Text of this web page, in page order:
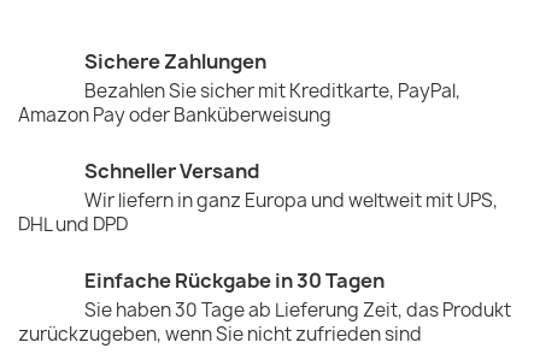
Sichere Zahlungen
Bezahlen Sie sicher mit Kreditkarte, PayPal,
Amazon Pay oder Banküberweisung
Schneller Versand
Wir liefern in ganz Europa und weltweit mit UPS,
DHL und DPD
Einfache Rückgabe in 30 Tagen
Sie haben 30 Tage ab Lieferung Zeit, das Produkt
zurückzugeben, wenn Sie nicht zufrieden sind